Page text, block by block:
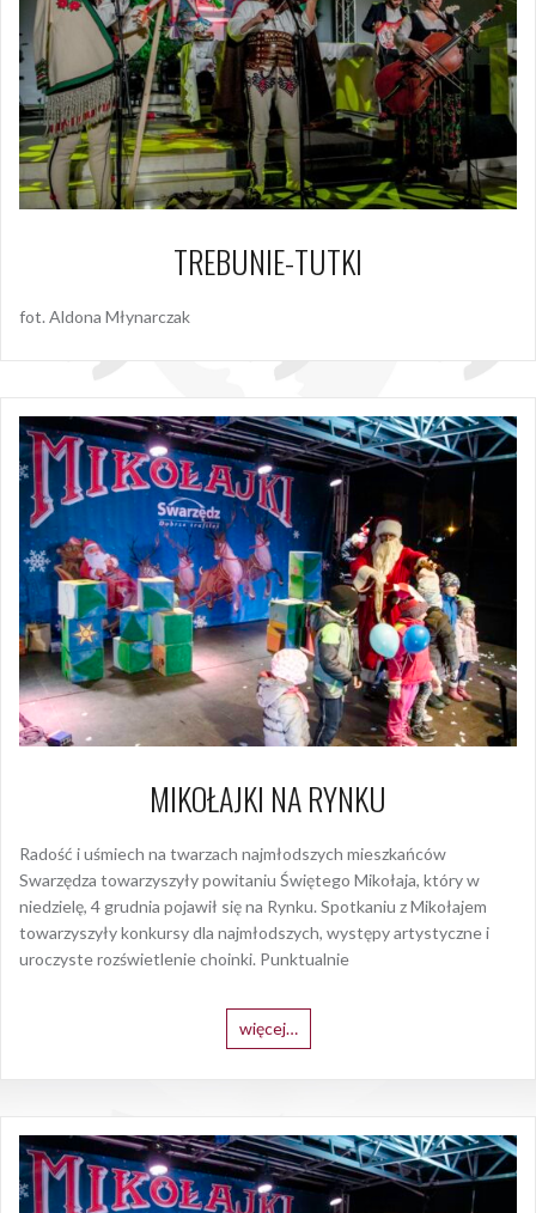
TREBUNIE-TUTKI
fot. Aldona Młynarczak
MIKOŁAJKI NA RYNKU
Radość i uśmiech na twarzach najmłodszych mieszkańców
Swarzędza towarzyszyły powitaniu Świętego Mikołaja, który w
niedzielę, 4 grudnia pojawił się na Rynku. Spotkaniu z Mikołajem
towarzyszyły konkursy dla najmłodszych, występy artystyczne i
uroczyste rozświetlenie choinki. Punktualnie
więcej…